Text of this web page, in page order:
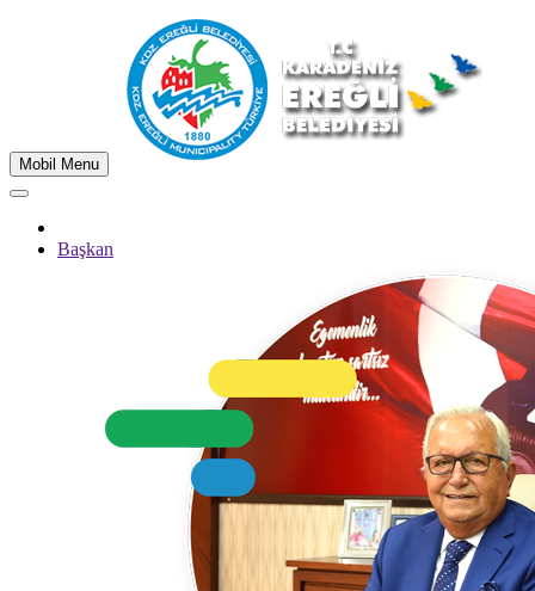
Mobil Menu
Başkan